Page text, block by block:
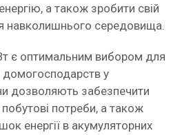
а також зробити свій
навколишнього середовища.
є оптимальним вибором для
домогосподарств у
дозволяють забезпечити
потреби, а також
енергії в акумуляторних